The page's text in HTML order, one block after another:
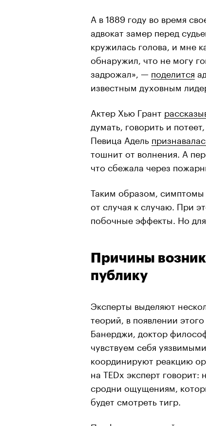
А в 1889 году во время
адвокат замер перед
кружилась голова, и мне
обнаружил, что не могу
задрожал», — поделится
известным духовным
Актер Хью Грант
думать, говорить и
Певица Адель
тошнит от волнения. А
что сбежала через
Таким образом,
от случая к случаю. При
побочные эффекты. Но
Причины
публику
Эксперты выделяют
теорий, в появлении
Банерджи, доктор
чувствуем себя
координируют реакцию
на TEDx эксперт
сродни ощущениям,
будет смотреть тигр.